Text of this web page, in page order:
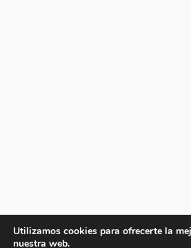
Utilizamos cookies para ofrecerte la
nuestra web.